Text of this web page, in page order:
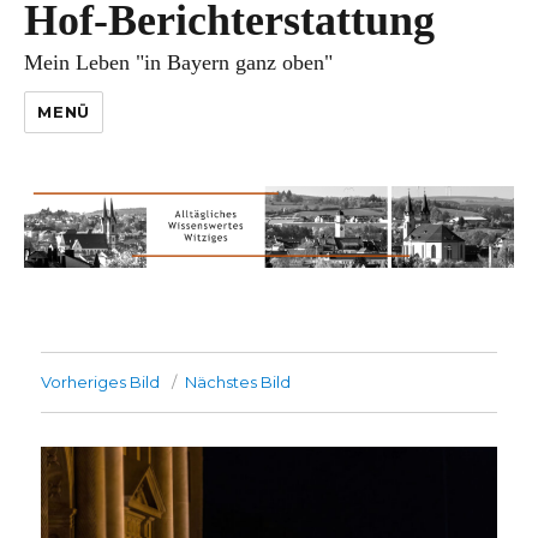
Hof-Berichterstattung
Mein Leben "in Bayern ganz oben"
MENÜ
Vorheriges Bild Nächstes Bild